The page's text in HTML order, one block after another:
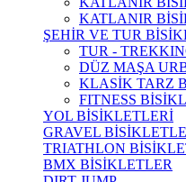
KATLANIR
ŞEHİR VE TUR
TUR -
DÜZ MAŞA
KLASİK TARZ
FITNESS
YOL BİSİKLETLERİ
GRAVEL
TRIATHLON
BMX BİSİKLETLER